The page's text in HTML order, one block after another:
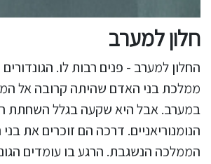
חלון למערב
החלון למערב - פנים רבות לו.
ממלכת בני האדם שהיתה קרובה אל
במערב. אבל היא שקעה בגלל השחתת
הנומנוריאניים. דרכה הם זוכרים את
הממלכה הנשגבת. הרגע בו עומדים